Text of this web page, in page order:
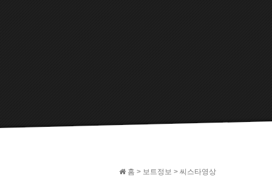
홈 > 보트정보 > 씨스타영상